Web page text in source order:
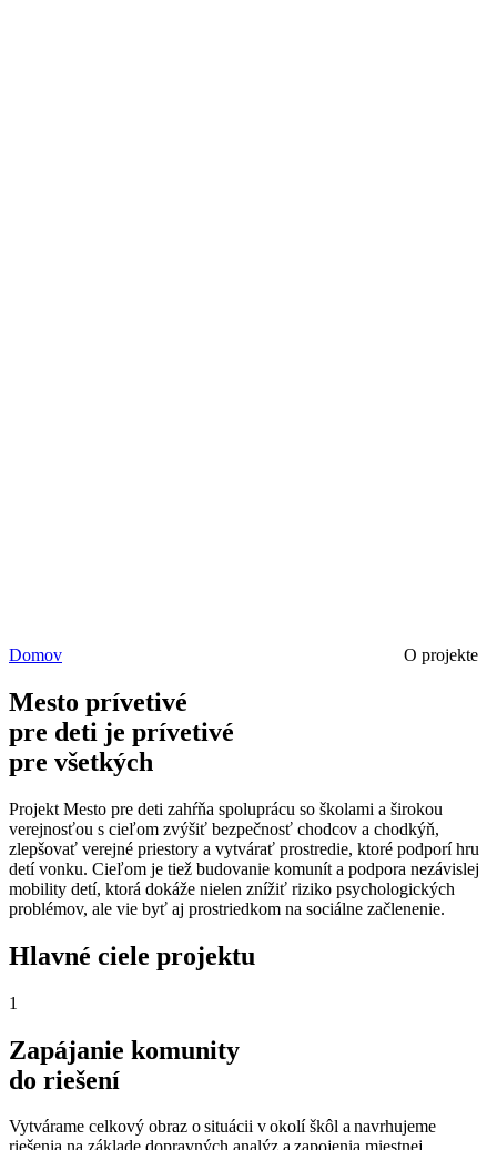
Domov O projekte
Mesto prívetivé
pre deti je prívetivé
pre všetkých
Projekt Mesto pre deti zahŕňa spoluprácu so školami a širokou
verejnosťou s cieľom zvýšiť bezpečnosť chodcov a chodkýň,
zlepšovať verejné priestory a vytvárať prostredie, ktoré podporí hru
detí vonku. Cieľom je tiež budovanie komunít a podpora nezávislej
mobility detí, ktorá dokáže nielen znížiť riziko psychologických
problémov, ale vie byť aj prostriedkom na sociálne začlenenie.
Hlavné ciele projektu
1
Zapájanie komunity
do riešení
Vytvárame celkový obraz o situácii v okolí škôl a navrhujeme